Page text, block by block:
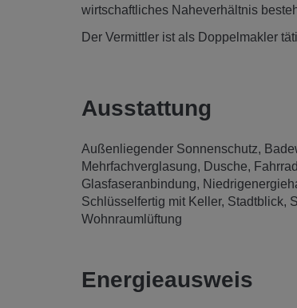
wirtschaftliches Naheverhältnis
Der Vermittler ist als Doppelmakler
Ausstattung
Außenliegender Sonnenschutz
Mehrfachverglasung
Dusche
Glasfaseranbindung
Schlüsselfertig mit Keller Stadtblick
Wohnraumlüftung
Energieausweis